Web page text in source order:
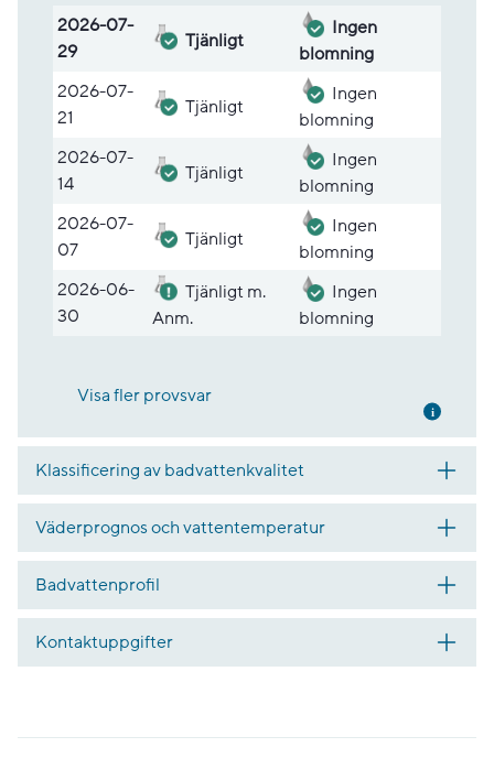
Lista med provsvar
2026-07-
29
Tjänligt
Ingen
blomning
2026-07-
21
Tjänligt
Ingen
blomning
2026-07-
14
Tjänligt
Ingen
blomning
2026-07-
07
Tjänligt
Ingen
blomning
2026-06-
30
Tjänligt m.
Anm.
Ingen
blomning
Visa fler provsvar Mer
Klassificering av badvattenkvalitet
Väderprognos och vattentemperatur
Badvattenprofil
Kontaktuppgifter